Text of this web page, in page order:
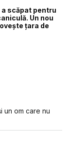
a scăpat pentru
Un nou
țara de
un om care nu